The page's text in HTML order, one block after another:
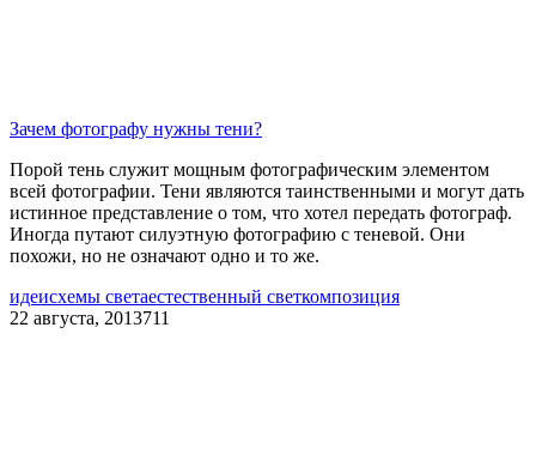
Зачем фотографу нужны тени?
Порой тень служит мощным фотографическим элементом
всей фотографии. Тени являются таинственными и могут дать
истинное представление о том, что хотел передать фотограф.
Иногда путают силуэтную фотографию с теневой. Они
похожи, но не означают одно и то же.
идеисхемы светаестественный светкомпозиция
22 августа, 2013711